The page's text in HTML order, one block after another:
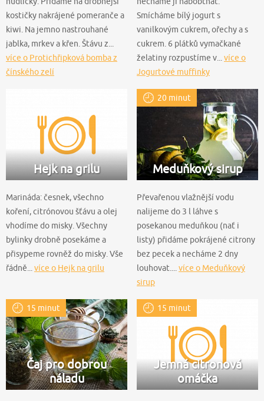
kostičky nakrájené pomeranče a
kiwi. Na jemno nastrouhané
jablka, mrkev a křen. Štávu z...
více o Protichřipková bomba z
čínského zelí
Smícháme bílý jogurt s
vanilkovým cukrem, ořechy a s
cukrem. 6 plátků vymačkané
želatiny rozpustíme v...více o
Jogurtové muffinky
Hejk na grilu
Marináda: česnek, všechno
koření, citrónovou šťávu a olej
vhodíme do misky. Všechny
bylinky drobně posekáme a
přisypeme rovněž do misky. Vše
řádně... více o Hejk na grilu
20 minut
Meduňkový sirup
Převařenou vlažnější vodu
nalijeme do 3 l láhve s
posekanou meduňkou (nať i
listy) přidáme pokrájené citrony
bez pecek a necháme 2 dny
louhovat.... více o Meduňkový
sirup
15 minut
Čaj pro dobrou
náladu
15 minut
Jemná citronová
omáčka